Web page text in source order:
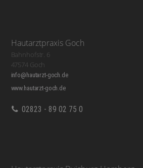
Hautarztpraxis Goch
Bahnhofstr. 6
47574 Goch
info@hautarzt-goch.de
www.hautarzt-goch.de
02823 - 89 02 75 0